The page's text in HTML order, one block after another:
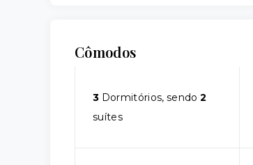
Cômodos
3 Dormitórios, sendo2
suítes